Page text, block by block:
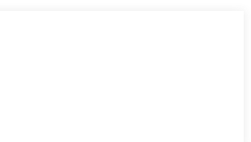
en tu plataforma.